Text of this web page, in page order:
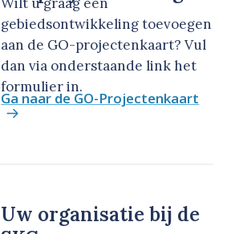
gebiedsontwikkeling toevoegen
aan de GO-projectenkaart? Vul
dan via onderstaande link het
formulier in.
Ga naar de GO-Projectenkaart
Uw organisatie bij de